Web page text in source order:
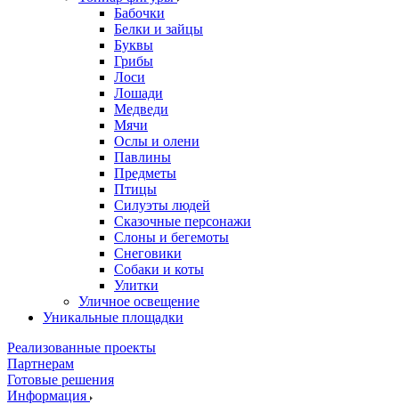
Бабочки
Белки и зайцы
Буквы
Грибы
Лоси
Лошади
Медведи
Мячи
Ослы и олени
Павлины
Предметы
Птицы
Силуэты людей
Сказочные персонажи
Слоны и бегемоты
Снеговики
Собаки и коты
Улитки
Уличное освещение
Уникальные площадки
Реализованные проекты
Партнерам
Готовые решения
Информация